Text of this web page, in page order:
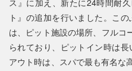
ト』の追加を行いました。こ
は、ピット施設の場所、フルコ
られており、ピットイン時は
アウト時は、スパで最も有名な